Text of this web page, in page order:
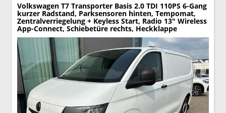
Volkswagen T7 Transporter Basis 2.0 TDI 110PS 6-Gang
kurzer Radstand, Parksensoren hinten, Tempomat,
Zentralverriegelung + Keyless Start, Radio 13" Wireless
App-Connect, Schiebetüre rechts, Heckklappe